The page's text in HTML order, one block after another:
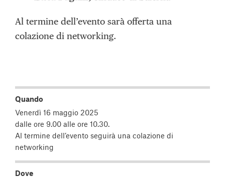
Al termine dell’evento sarà offerta una
colazione di networking.
Quando
Venerdì 16 maggio 2025
dalle ore 9.00 alle ore 10.30.
Al termine dell’evento seguirà una colazione di
networking
Dove